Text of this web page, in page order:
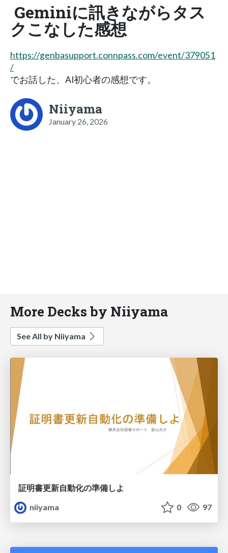
Geminiに訊きながらタス
クこなした感想
https://genbasupport.connpass.com/event/379051
/
でお話した、AI初心者の感想です。
Niiyama
January 26, 2026
More Decks by Niiyama
See All by Niiyama
証明書更新自動化の準備しよ
niiyama
0 97